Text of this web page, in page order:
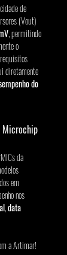
de
(Vout)
, permitindo
o
diretamente
do
Microchip
da
em
nos
, data
a Artimar!